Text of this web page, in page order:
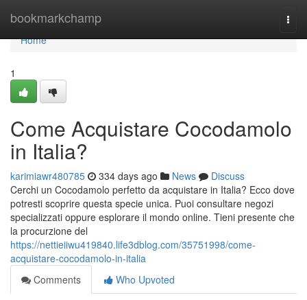
bookmarkchamp
Home
Home
1
Come Acquistare Cocodamolo
in Italia?
karimiawr480785 334 days ago News
Discuss
Cerchi un Cocodamolo perfetto da acquistare in Italia? Ecco dove
potresti scoprire questa specie unica. Puoi consultare negozi
specializzati oppure esplorare il mondo online. Tieni presente che
la procurzione del
https://nettieiiwu419840.life3dblog.com/35751998/come-
acquistare-cocodamolo-in-italia
Comments
Who Upvoted